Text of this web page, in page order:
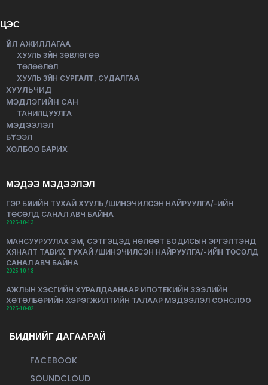
ЦЭС
ҮЙЛ АЖИЛЛАГАА
ХУУЛЬ ЗҮЙН ЗӨВЛӨГӨӨ
ТӨЛӨӨЛӨЛ
ХУУЛЬ ЗҮЙН СУРГАЛТ, СУДАЛГАА
ХУУЛЬЧИД
МЭДЛЭГИЙН САН
ТАНИЛЦУУЛГА
МЭДЭЭЛЭЛ
БҮТЭЭЛ
ХОЛБОО БАРИХ
МЭДЭЭ МЭДЭЭЛЭЛ
ГЭР БҮЛИЙН ТУХАЙ ХУУЛЬ /ШИНЭЧИЛСЭН НАЙРУУЛГА/-ИЙН
ТӨСӨЛД САНАЛ АВЧ БАЙНА
2025-10-13
МАНСУУРУУЛАХ ЭМ, СЭТГЭЦЭД НӨЛӨӨТ БОДИСЫН ЭРГЭЛТЭНД
ХЯНАЛТ ТАВИХ ТУХАЙ /ШИНЭЧИЛСЭН НАЙРУУЛГА/-ИЙН ТӨСӨЛД
САНАЛ АВЧ БАЙНА
2025-10-13
АЖЛЫН ХЭСГИЙН ХУРАЛДААНААР ИПОТЕКИЙН ЗЭЭЛИЙН
ХӨТӨЛБӨРИЙН ХЭРЭГЖИЛТИЙН ТАЛААР МЭДЭЭЛЭЛ СОНСЛОО
2025-10-02
БИДНИЙГ ДАГААРАЙ
FACEBOOK
SOUNDCLOUD